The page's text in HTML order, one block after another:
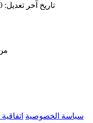
تاريخ آخر تعديل: 09:00 ص - 08/03/2026 بتوقيت السعودية
سياسة الخصوصية